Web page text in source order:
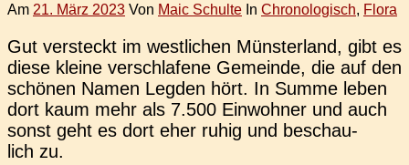
Am 21. März 2023 Von Maic Schulte In Chronologisch, Flora
Gut ver­steckt im west­li­chen Müns­ter­land, gibt es
diese kleine ver­schla­fe­ne Gemein­de, die auf den
schö­nen Namen Legden hört. In Summe leben
dort kaum mehr als 7.500 Ein­woh­ner und auch
sonst geht es dort eher ruhig und beschau­
lich zu.